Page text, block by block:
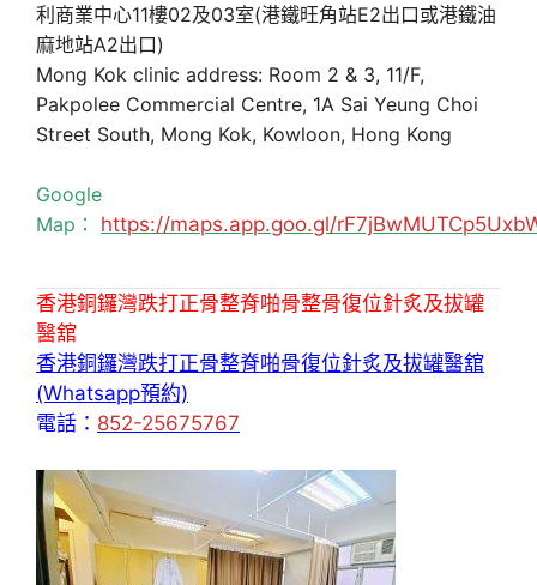
利商業中心11樓02及03室(港鐵旺角站E2出口或港鐵油
麻地站A2出口)
Mong Kok clinic address: Room 2 & 3, 11/F,
Pakpolee Commercial Centre, 1A Sai Yeung Choi
Street South, Mong Kok, Kowloon, Hong Kong
Google
Map： https://maps.app.goo.gl/
香港銅鑼灣跌打正骨整脊啪骨整骨復位針炙及拔罐
醫舘
香港銅鑼灣跌打正骨整脊啪骨復位針炙及拔罐醫舘
(Whatsapp預約)
電話： 852-25675767